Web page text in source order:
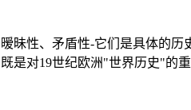
昧性、矛盾性-它们是具体的
对19世纪欧洲"世界历史"的